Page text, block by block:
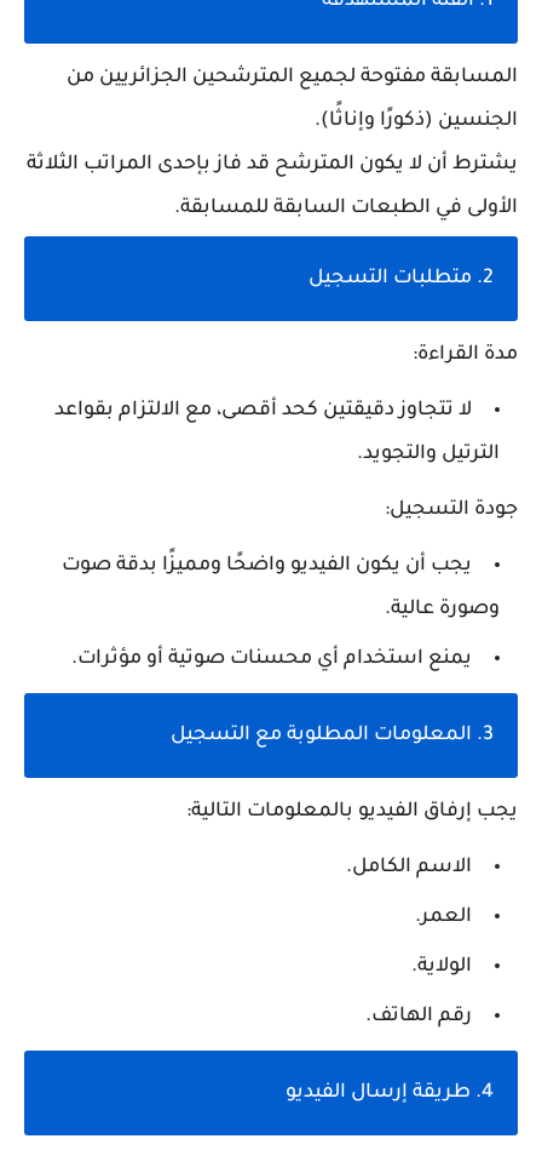
المسابقة مفتوحة لجميع المترشحين الجزائريين من
الجنسين (ذكورًا وإناثًا).
يشترط أن لا يكون المترشح قد فاز بإحدى المراتب الثلاثة
الأولى في الطبعات السابقة للمسابقة.
2. متطلبات التسجيل
مدة القراءة:
لا تتجاوزدقيقتين كحد أقصى، مع الالتزام بقواعد
الترتيل والتجويد.
جودة التسجيل:
يجب أن يكون الفيديو واضحًا ومميزًا بدقة صوت
وصورة عالية.
يمنع استخدام أي محسنات صوتية أو مؤثرات.
3. المعلومات المطلوبة مع التسجيل
يجب إرفاق الفيديو بالمعلومات التالية:
الاسم الكامل.
العمر.
الولاية.
رقم الهاتف.
4. طريقة إرسال الفيديو